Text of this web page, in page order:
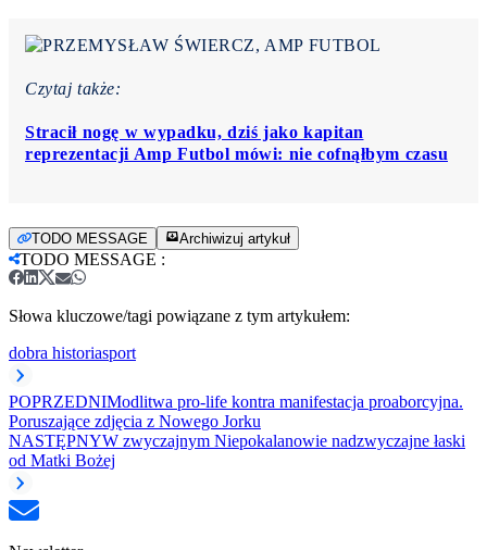
Czytaj także:
Stracił nogę w wypadku, dziś jako kapitan
reprezentacji Amp Futbol mówi: nie cofnąłbym czasu
TODO MESSAGE Archiwizuj artykuł
TODO MESSAGE :
Słowa kluczowe/tagi powiązane z tym artykułem:
dobra historiasport
POPRZEDNIModlitwa pro-life kontra manifestacja proaborcyjna.
Poruszające zdjęcia z Nowego Jorku
NASTĘPNYW zwyczajnym Niepokalanowie nadzwyczajne łaski
od Matki Bożej